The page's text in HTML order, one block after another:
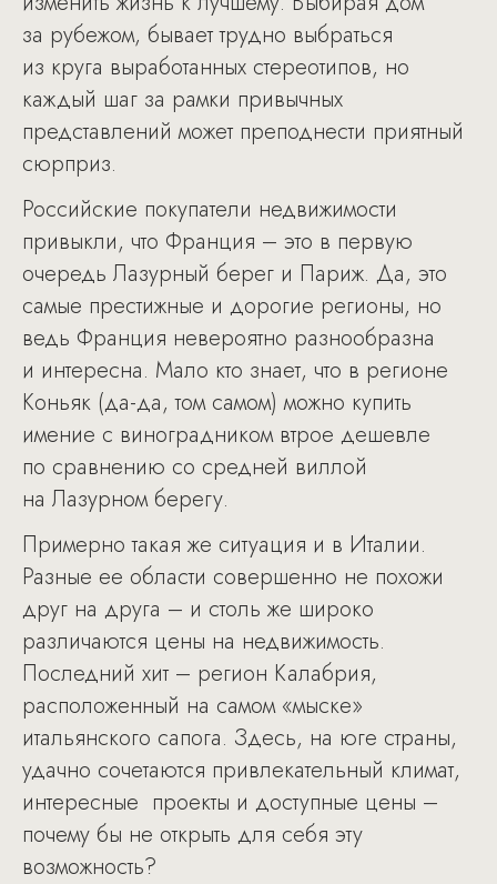
за рубежом, бывает трудно выбраться
из круга выработанных стереотипов, но
каждый шаг за рамки привычных
представлений может преподнести приятный
сюрприз.
Российские покупатели недвижимости
привыкли, что Франция – это в первую
очередь Лазурный берег и Париж. Да, это
самые престижные и дорогие регионы, но
ведь Франция невероятно разнообразна
и интересна. Мало кто знает, что в регионе
Коньяк (да-да, том самом) можно купить
имение с виноградником втрое дешевле
по сравнению со средней виллой
на Лазурном берегу.
Примерно такая же ситуация и в Италии.
Разные ее области совершенно не похожи
друг на друга – и столь же широко
различаются цены на недвижимость.
Последний хит – регион Калабрия,
расположенный на самом «мыске»
итальянского сапога. Здесь, на юге страны,
удачно сочетаются привлекательный климат,
интересные проекты и доступные цены –
почему бы не открыть для себя эту
возможность?